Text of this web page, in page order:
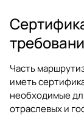
Часть
иметь
необходимые
отраслевых и